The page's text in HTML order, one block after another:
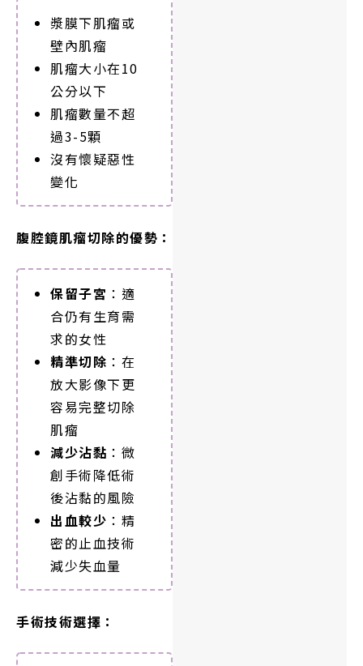
漿膜下肌瘤或
壁內肌瘤
肌瘤大小在10
公分以下
肌瘤數量不超
過3-5顆
沒有懷疑惡性
變化
腹腔鏡肌瘤切除的優勢：
保留子宮 ：適
合仍有生育需
求的女性
精準切除 ：在
放大影像下更
容易完整切除
肌瘤
減少沾黏 ：微
創手術降低術
後沾黏的風險
出血較少 ：精
密的止血技術
減少失血量
手術技術選擇：